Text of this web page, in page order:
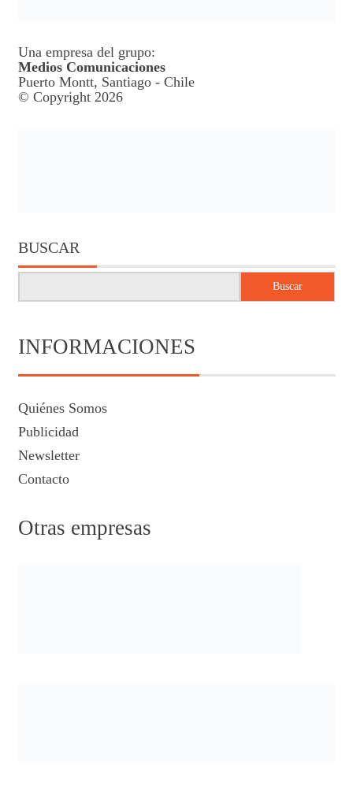
Una empresa del grupo:
Medios Comunicaciones
Puerto Montt, Santiago - Chile
© Copyright 2026
BUSCAR
Buscar
INFORMACIONES
Quiénes Somos
Publicidad
Newsletter
Contacto
Otras empresas